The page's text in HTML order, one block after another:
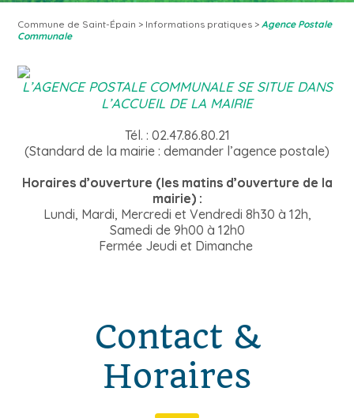
Commune de Saint-Épain > Informations pratiques >Agence Postale
Communale
L’AGENCE POSTALE COMMUNALE SE SITUE DANS
L’ACCUEIL DE LA MAIRIE
Tél. : 02.47.86.80.21
(Standard de la mairie : demander l’agence postale)
Horaires d’ouverture (les matins d’ouverture de la
mairie) :
Lundi, Mardi, Mercredi et Vendredi 8h30 à 12h,
Samedi de 9h00 à 12h0
Fermée Jeudi et Dimanche
Contact &
Horaires